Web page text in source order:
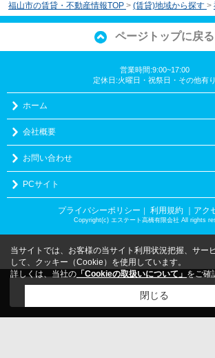
福山市の賃貸・不動産情報TOP > (賃貸)地域から探す >
ページトップに戻る
営業時間:9:00~17:00
定休日:火曜日・祝祭日・その他有り
ホーム
会社概要
お問い合わせ
PCサイト
プライバシーポリシー 利用規約 ｜アク
Copyright(c) エステート高橋有限会社 All rights
こちらの物件をご覧の方にお勧めな物件
当サイトでは、お客様の当サイト利用状況把握、サー
して、クッキー（Cookie）を使用しています。
詳しくは、当社の 「Cookieの取扱いについて」 をご確
閉じる